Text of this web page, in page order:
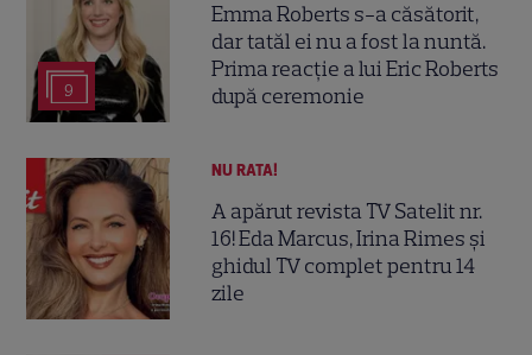
9
Emma Roberts s-a căsătorit,
dar tatăl ei nu a fost la nuntă.
Prima reacție a lui Eric Roberts
după ceremonie
NU RATA!
A apărut revista TV Satelit nr.
16! Eda Marcus, Irina Rimes și
ghidul TV complet pentru 14
zile